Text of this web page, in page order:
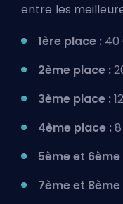
entre les
1ère place : 40
2ème place :
3ème place :
4ème place :
5ème et
7ème et